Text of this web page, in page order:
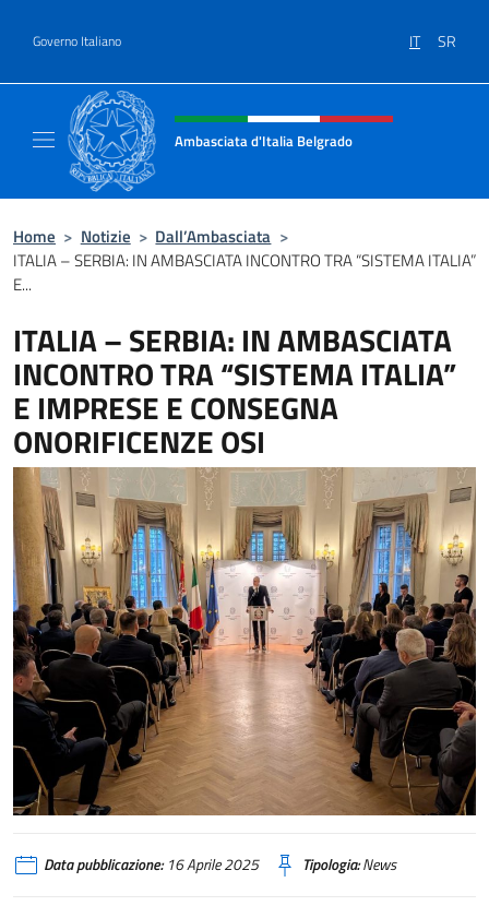
Governo Italiano IT SR
Intestazione sito, social e menù
Ambasciata d'Italia Belgrado
Home > Notizie > Dall’Ambasciata >
ITALIA – SERBIA: IN AMBASCIATA INCONTRO TRA “SISTEMA ITALIA”
E...
ITALIA – SERBIA: IN AMBASCIATA
INCONTRO TRA “SISTEMA ITALIA”
E IMPRESE E CONSEGNA
ONORIFICENZE OSI
Data pubblicazione:16 Aprile 2025 Tipologia:News